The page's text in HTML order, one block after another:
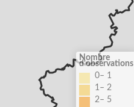
Nombre
d'observations
0– 1
1– 2
2– 5